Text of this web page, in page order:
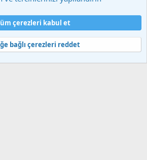
ve kurallar
Gizlilik politikası
S
S
® © 2010-2025 XenForo Ltd.
çerezleri kabul et
bağlı çerezleri reddet